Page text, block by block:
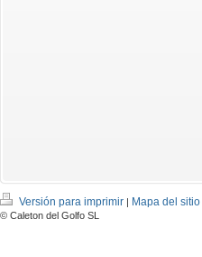
Versión para imprimir | Mapa del sitio
© Caleton del Golfo SL